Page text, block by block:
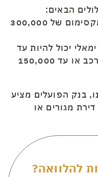
הבאים:
: עד 80% מימון עד מקסימום של 300,000
יכול להיות עד
36 חודשים, עד 70% מעלות הרכב או עד 150,000
בנק הפועלים מציע
מגורים או
להלוואה?